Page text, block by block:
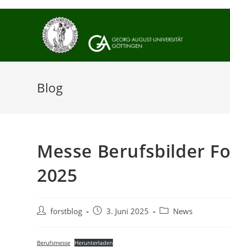
Blog
Messe Berufsbilder
2025
Beitrags-
forstblog
Beitrag3. Juni 2025
Beitrags-
News
Berufsmesse Herunterladen